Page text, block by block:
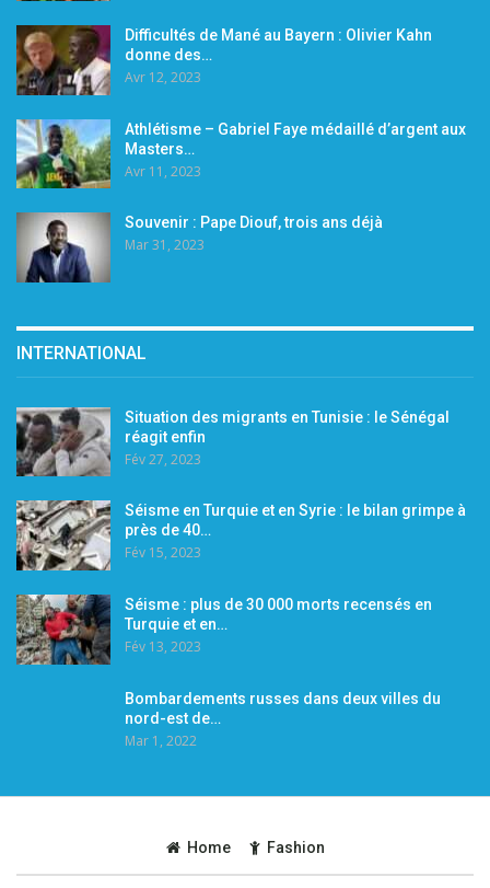
Difficultés de Mané au Bayern : Olivier Kahn
donne des…
Avr 12, 2023
Athlétisme – Gabriel Faye médaillé d’argent aux
Masters…
Avr 11, 2023
Souvenir : Pape Diouf, trois ans déjà
Mar 31, 2023
INTERNATIONAL
Situation des migrants en Tunisie : le Sénégal
réagit enfin
Fév 27, 2023
Séisme en Turquie et en Syrie : le bilan grimpe à
près de 40…
Fév 15, 2023
Séisme : plus de 30 000 morts recensés en
Turquie et en…
Fév 13, 2023
Bombardements russes dans deux villes du
nord-est de…
Mar 1, 2022
Home Fashion